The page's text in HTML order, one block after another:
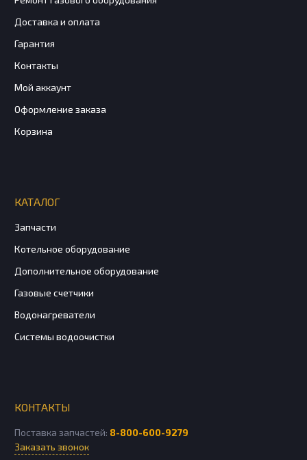
Доставка и оплата
Гарантия
Контакты
Мой аккаунт
Оформление заказа
Корзина
КАТАЛОГ
Запчасти
Котельное оборудование
Дополнительное оборудование
Газовые счетчики
Водонагреватели
Системы водоочистки
КОНТАКТЫ
Поставка запчастей: 8-800-600-9279
Заказать звонок